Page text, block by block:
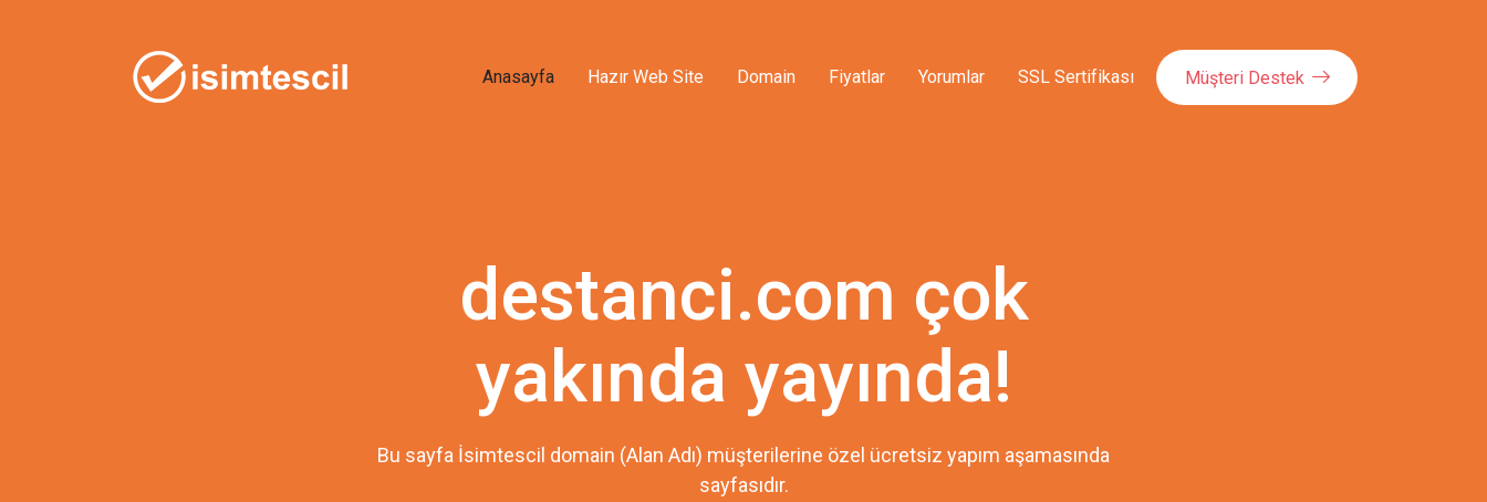
Anasayfa Hazır Web Site Domain Fiyatlar Yorumlar SSL Sertifikası Müşteri Destek
destanci.com çok
yakında yayında!
Bu sayfa İsimtescil domain (Alan Adı) müşterilerine özel ücretsiz yapım aşamasında
sayfasıdır.